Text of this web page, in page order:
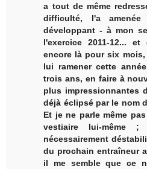
a tout de même
difficulté, l'a
développant - à mon
l'exercice 2011-12...
encore là pour six
lui ramener cette
trois ans, en faire à
plus impressionnantes
déjà éclipsé par le nom
Et je ne parle même
vestiaire lui-même
nécessairement
du prochain entraîneur
il me semble que ce